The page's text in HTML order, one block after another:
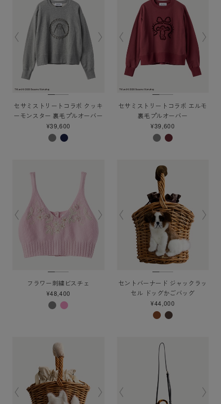
セサミストリートコラボ クッキ
ーモンスター 裏毛プルオーバー
¥39,600
セサミストリートコラボ エルモ
裏毛プルオーバー
¥39,600
フラワー刺繍ビスチェ
¥48,400
セントバーナード ジャックラッ
セル ドッグかごバッグ
¥44,000